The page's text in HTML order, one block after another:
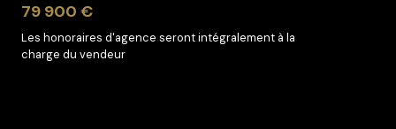
79 900 €
Les honoraires d'agence seront intégralement à la
charge du vendeur